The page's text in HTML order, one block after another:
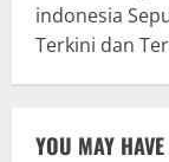
indonesia
Terkini dan
YOU MAY